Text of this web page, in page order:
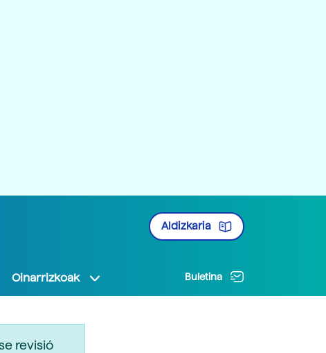
Aldizkaria
Oinarrizkoak Buletina
revisió